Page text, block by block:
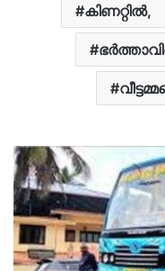
കിണറ്റിൽ,